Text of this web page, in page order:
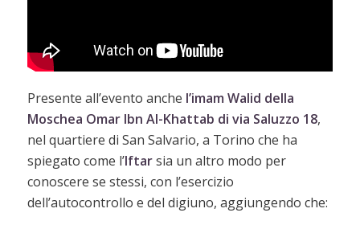
Presente all’evento anche l’imam Walid della
Moschea Omar Ibn Al-Khattab di via Saluzzo 18,
nel quartiere di San Salvario, a Torino che ha
spiegato come l’Iftarsia un altro modo per
conoscere se stessi, con l’esercizio
dell’autocontrollo e del digiuno, aggiungendo che: